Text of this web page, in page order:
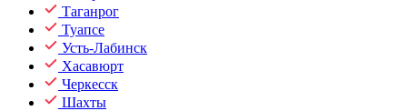
Таганрог
Туапсе
Усть-Лабинск
Хасавюрт
Черкесск
Шахты